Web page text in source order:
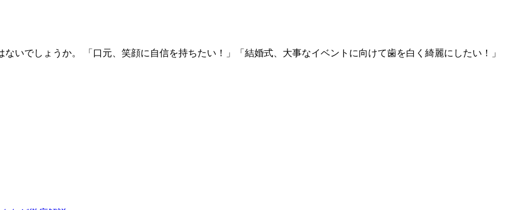
いでしょうか。 「口元、笑顔に自信を持ちたい！」「結婚式、大事なイベントに向けて歯を白く綺麗にしたい！」